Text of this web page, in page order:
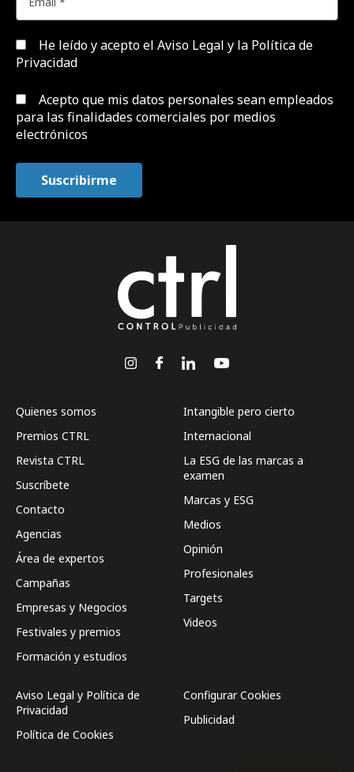
He leído y acepto el Aviso Legal y la Política de
Privacidad
Acepto que mis datos personales sean empleados
para las finalidades comerciales por medios
electrónicos
Quienes somos
Premios CTRL
Revista CTRL
Suscríbete
Contacto
Agencias
Área de expertos
Campañas
Empresas y Negocios
Festivales y premios
Formación y estudios
Intangible pero cierto
Internacional
La ESG de las marcas a
examen
Marcas y ESG
Medios
Opinión
Profesionales
Targets
Videos
Aviso Legal y Política de
Privacidad
Política de Cookies
Configurar Cookies
Publicidad